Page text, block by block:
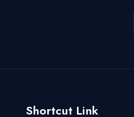
Shortcut Link